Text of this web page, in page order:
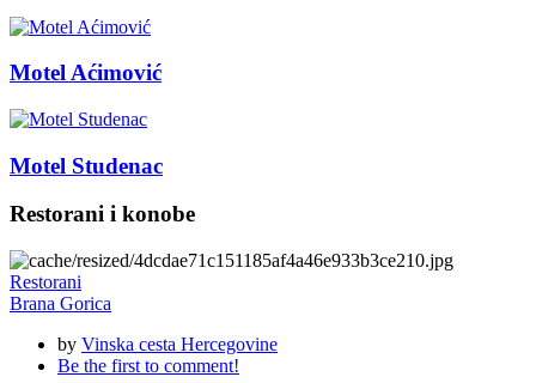
Motel Aćimović
Motel Studenac
Restorani i konobe
Restorani
Brana Gorica
by Vinska cesta Hercegovine
Be the first to comment!